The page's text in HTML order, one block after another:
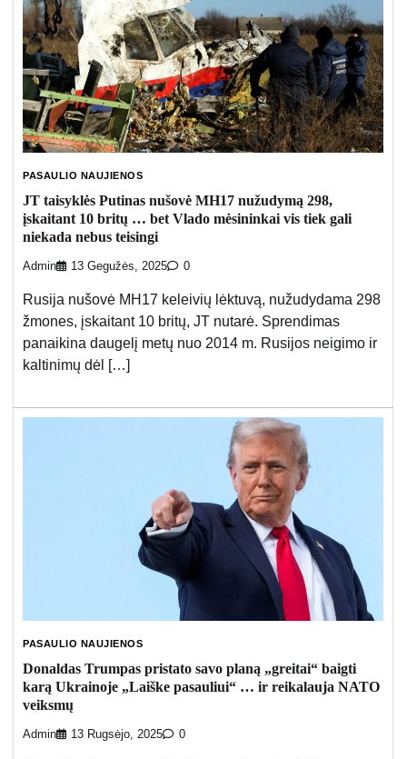
PASAULIO NAUJIENOS
JT taisyklės Putinas nušovė MH17 nužudymą 298,
įskaitant 10 britų … bet Vlado mėsininkai vis tiek gali
niekada nebus teisingi
Admin 13 Gegužės, 2025 0
Rusija nušovė MH17 keleivių lėktuvą, nužudydama 298
žmones, įskaitant 10 britų, JT nutarė. Sprendimas
panaikina daugelį metų nuo 2014 m. Rusijos neigimo ir
kaltinimų dėl […]
PASAULIO NAUJIENOS
Donaldas Trumpas pristato savo planą „greitai“ baigti
karą Ukrainoje „Laiške pasauliui“ … ir reikalauja NATO
veiksmų
Admin 13 Rugsėjo, 2025 0